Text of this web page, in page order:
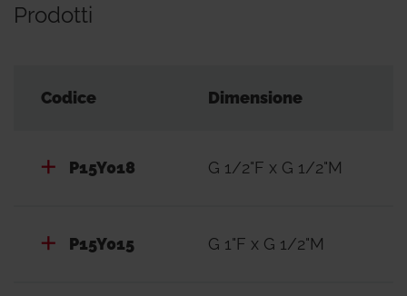
Prodotti
Codice Dimensione
P15Y018 G 1/2"F x G 1/2"M
P15Y015 G 1"F x G 1/2"M